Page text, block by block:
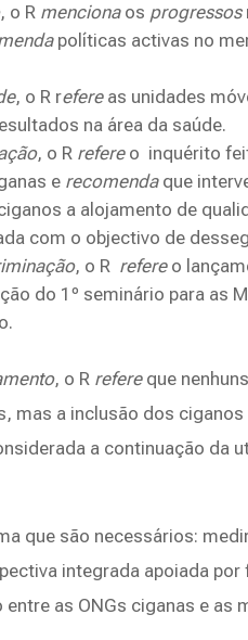
, o R mencionaos progressos
políticas activas no
, o R refereas unidades
na área da saúde.
, o R refereo inquérito
e recomenda que
a alojamento de
com o objectivo de
, o R refereo
do 1º seminário para as
, o R refereque
mas a inclusão dos
a continuação da
que são necessários:
integrada apoiada
as ONGs ciganas e as